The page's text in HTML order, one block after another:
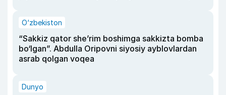
O‘zbekiston
“Sakkiz qator she’rim boshimga sakkizta bomba
bo‘lgan”. Abdulla Oripovni siyosiy ayblovlardan
asrab qolgan voqea
Dunyo